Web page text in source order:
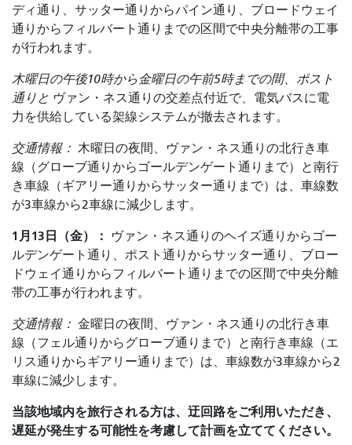
ディ通り、サッター通りからパイン通り、ブロードウェイ
通りからフィルバート通りまでの区間で中央分離帯の工事
が行われます。
木曜日の午後10時から金曜日の午前5時までの間、ポスト
通りと ヴァン・ネス通りの交差点付近で、電気バスに電
力を供給している架線システムが撤去されます。
交通情報： 木曜日の夜間、ヴァン・ネス通りの北行き車
線（グローブ通りからゴールデンゲート通りまで）と南行
き車線（ギアリー通りからサッター通りまで）は、車線数
が3車線から2車線に減少します。
1月13日（金）：
ヴァン・ネス通りのヘイズ通りからゴー
ルデンゲート通り、ポスト通りからサッター通り、ブロー
ドウェイ通りからフィルバート通りまでの区間で中央分離
帯の工事が行われます。
交通情報： 金曜日の夜間、ヴァン・ネス通りの北行き車
線（フェル通りからグローブ通りまで）と南行き車線（エ
リス通りからギアリー通りまで）は、車線数が3車線から2
車線に減少します。
当該地域内を旅行される方は、迂回路をご利用いただき、
遅延が発生する可能性を考慮して計画を立ててください。